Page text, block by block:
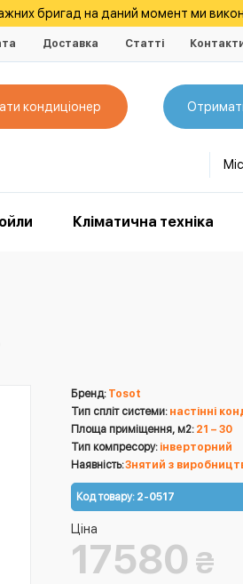
бригад на даний момент ми
Доставка Статті
кондиціонер
Кліматична техніка
Бренд: Tosot
Тип спліт системи: настінні
Площа приміщення, м2: 21 – 30
Тип компресору: інверторний
Наявність:Знятий з
Код товару: 2-0517
Ціна
17580 ₴